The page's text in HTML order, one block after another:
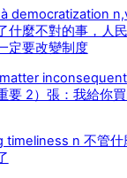
democratization
什麼不對的事，人
定要改變制度
要 2）張：我給你
timeliness n 不管什